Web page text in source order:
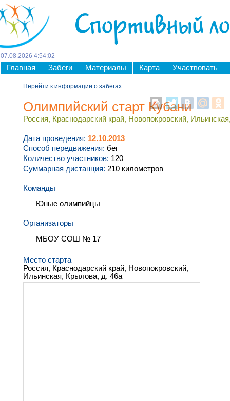
Спортивный
07 08 2026 4:54:03
Главная Забеги Материалы Карта Участвовать
Перейти к информации о забегах
Олимпийский старт Кубани
Россия, Краснодарский край, Новопокровский,
Дата проведения: 12.10.2013
Способ передвижения: бег
Количество участников: 120
Суммарная дистанция: 210 километров
Команды
Юные олимпийцы
Организаторы
МБОУ СОШ № 17
Место старта
Россия, Краснодарский край, Новопокровский,
Ильинская, Крылова, д. 46а